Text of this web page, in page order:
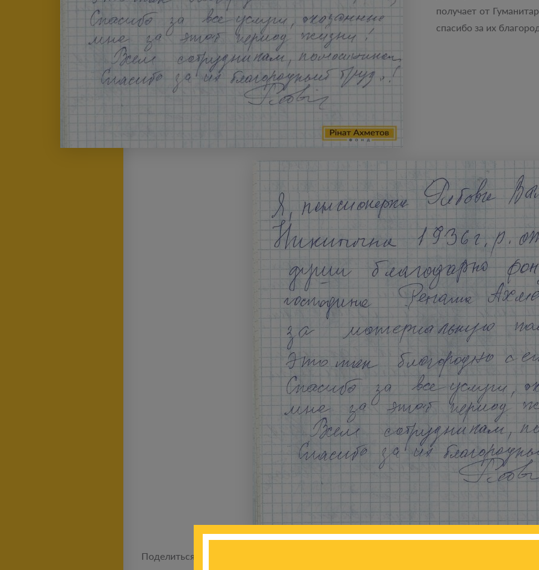
получает от
спасибо за их
Поделиться новостью: